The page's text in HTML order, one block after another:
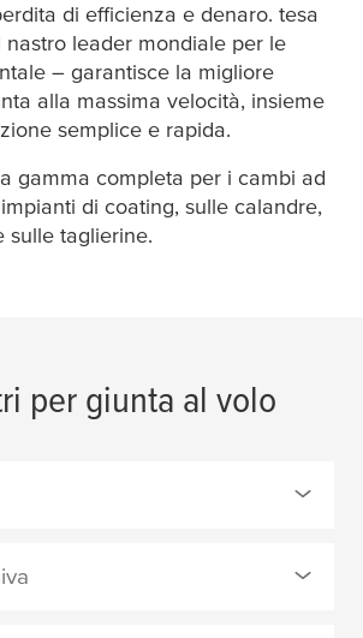
di efficienza e denaro. tesa
nastro leader mondiale per le
– garantisce la migliore
alla massima velocità, insieme
semplice e rapida.
gamma completa per i cambi ad
di coating, sulle calandre,
sulle taglierine.
per giunta al volo